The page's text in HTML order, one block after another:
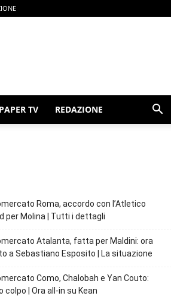
TV REDAZIONE
Roma, accordo con l’Atletico
per Molina | Tutti i dettagli
Atalanta, fatta per Maldini: ora
a Sebastiano Esposito | La situazione
Como, Chalobah e Yan Couto:
colpo | Ora all-in su Kean